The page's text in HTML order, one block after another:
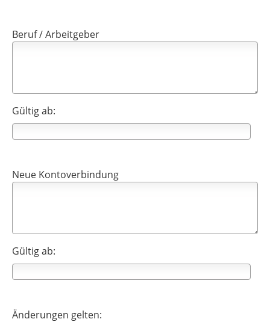
Beruf / Arbeitgeber
Gültig ab:
Neue Kontoverbindung
Gültig ab:
Änderungen gelten: